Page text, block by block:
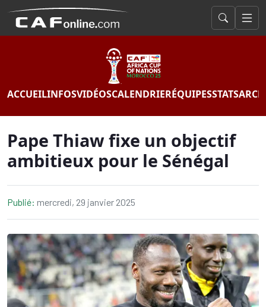
ACCUEILINFOSVIDÉOSCALENDRIERÉQUIPESSTATS
Pape Thiaw fixe un objectif
ambitieux pour le Sénégal
Publié: mercredi, 29 janvier 2025